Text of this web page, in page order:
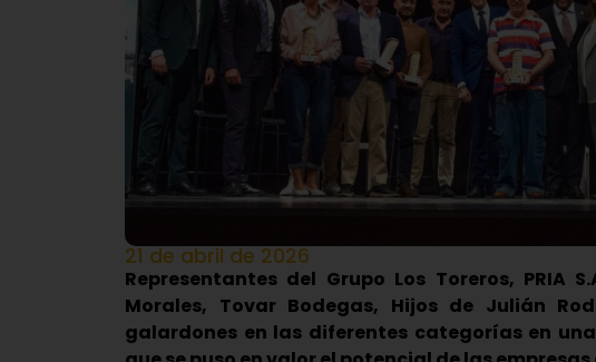
21 de abril de 2026
Representantes del Grupo Los Toreros, PRIA
Morales, Tovar Bodegas, Hijos de Julián
galardones en las diferentes categorías en